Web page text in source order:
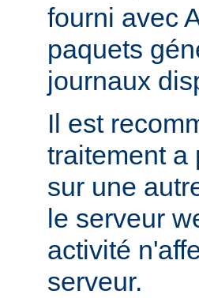
fourni avec
paquets
journaux
Il est
traitement a
sur une
le serveur
activité
serveur.